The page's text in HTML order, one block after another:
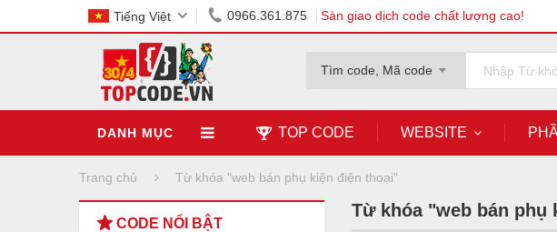
Tiếng Việt 0966.361.875 Sàn giao dịch code chất lượng cao!
Tìm code, Mã code
DANH MỤC TOP CODE WEBSITE
Trang chủ Từ khóa "web bán phụ kiện điện thoại"
Từ khóa "web bán phụ
CODE NỔI BẬT